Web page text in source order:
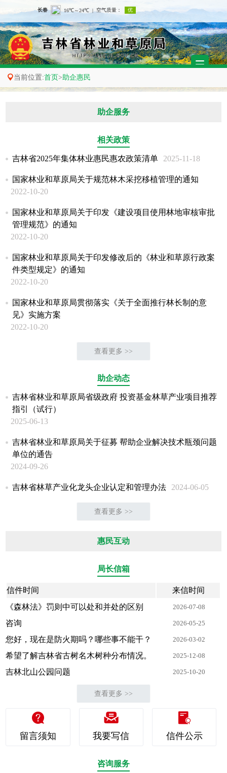
当前位置:首页>助企惠民
助企服务
相关政策
吉林省2025年集体林业惠民惠农政策清单 2025-11-18
国家林业和草原局关于规范林木采挖移植管理的通知
2022-10-20
国家林业和草原局关于印发《建设项目使用林地审核审批
管理规范》的通知
2022-10-20
国家林业和草原局关于印发修改后的《林业和草原行政案
件类型规定》的通知
2022-10-20
国家林业和草原局贯彻落实《关于全面推行林长制的意
见》实施方案
2022-10-20
查看更多 >>
助企动态
吉林省林业和草原局省级政府 投资基金林草产业项目推荐
指引（试行）
2025-06-13
吉林省林业和草原局关于征募 帮助企业解决技术瓶颈问题
单位的通告
2024-09-26
吉林省林草产业化龙头企业认定和管理办法 2024-06-05
查看更多 >>
惠民互动
局长信箱
信件时间
来信时间
《森林法》罚则中可以处和并处的区别
2026-07-08
咨询 2026-05-25
您好，现在是防火期吗？哪些事不能干？ 2026-03-02
希望了解吉林省古树名木树种分布情况。 2025-12-08
吉林北山公园问题 2025-10-20
查看更多 >>

留言须知
󰆔
我要写信

信件公示
咨询服务